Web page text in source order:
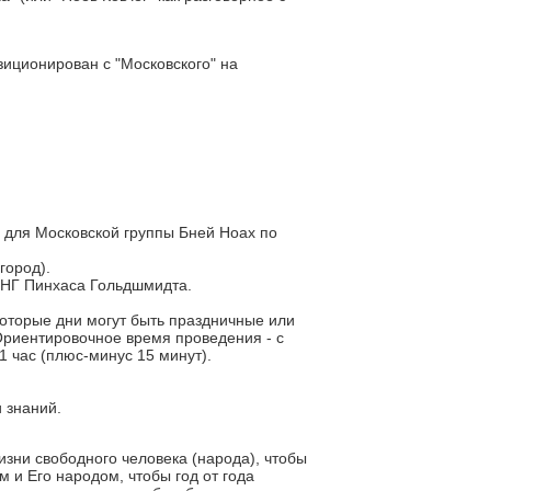
с "Московского" на
для Московской группы Бней Ноах по
Пинхаса Гольдшмидта.
дни могут быть праздничные или
время проведения - с
час (плюс-минус 15 минут).
свободного человека (народа), чтобы
и Его народом, чтобы год от года